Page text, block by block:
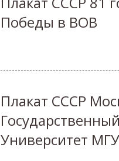
Победы в ВОВ
Плакат СССР
Государственный
Университет МГУ